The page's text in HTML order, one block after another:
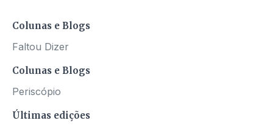
Colunas e Blogs
Faltou Dizer
Colunas e Blogs
Periscópio
Últimas edições